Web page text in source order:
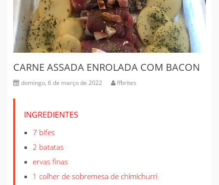
CARNE ASSADA ENROLADA COM BACON
domingo, 6 de março de 2022 ffbrites
INGREDIENTES
7 bifes
2 batatas
ervas finas
1 colher de sobremesa de chimichurri